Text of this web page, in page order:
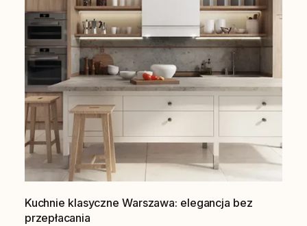
Kuchnie klasyczne Warszawa: elegancja bez
przepłacania